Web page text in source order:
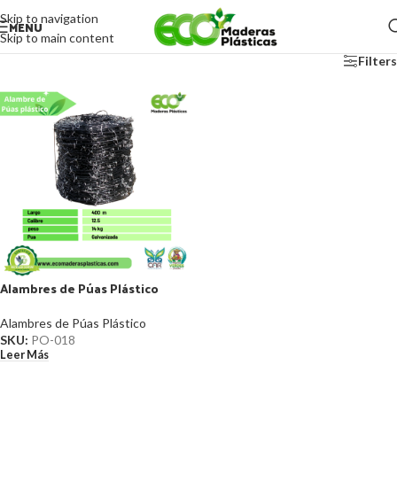
Skip to navigation
Skip to main content
MENU
Filters
Alambres de Púas Plástico
Alambres de Púas Plástico
SKU: PO-018
Leer Más